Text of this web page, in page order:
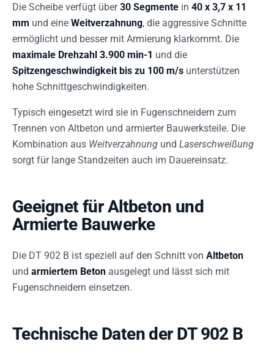
Die Scheibe verfügt über30 Segmente in 40 x 3,7 x 11
mm und eine Weitverzahnung, die aggressive Schnitte
ermöglicht und besser mit Armierung klarkommt. Die
maximale Drehzahl 3.900 min-1 und die
Spitzengeschwindigkeit bis zu 100 m/s unterstützen
hohe Schnittgeschwindigkeiten.
Typisch eingesetzt wird sie in Fugenschneidern zum
Trennen von Altbeton und armierter Bauwerksteile. Die
Kombination aus Weitverzahnung und Laserschweißung
sorgt für lange Standzeiten auch im Dauereinsatz.
Geeignet für Altbeton und
Armierte Bauwerke
Die DT 902 B ist speziell auf den Schnitt von Altbeton
und armiertem Beton ausgelegt und lässt sich mit
Fugenschneidern einsetzen.
Technische Daten der DT 902 B